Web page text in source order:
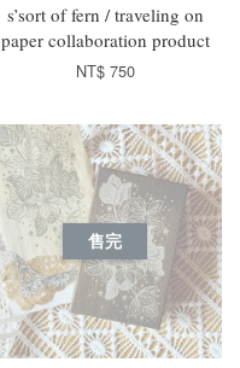
s’sort of fern / traveling on
paper collaboration product
NT$ 750
售完